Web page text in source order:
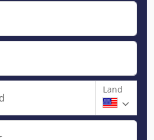
Land